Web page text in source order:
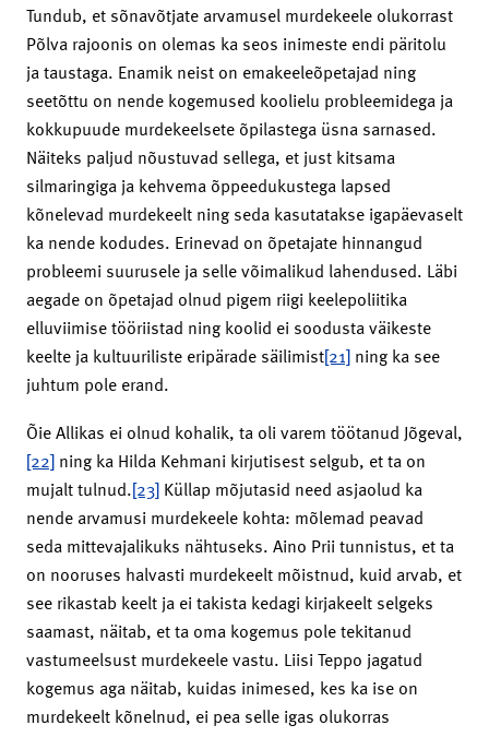
Tundub, et sõnavõtjate arvamusel murdekeele olukorrast
Põlva rajoonis on olemas ka seos inimeste endi päritolu
ja taustaga. Enamik neist on emakeeleõpetajad ning
seetõttu on nende kogemused koolielu probleemidega ja
kokkupuude murdekeelsete õpilastega üsna sarnased.
Näiteks paljud nõustuvad sellega, et just kitsama
silmaringiga ja kehvema õppeedukustega lapsed
kõnelevad murdekeelt ning seda kasutatakse igapäevaselt
ka nende kodudes. Erinevad on õpetajate hinnangud
probleemi suurusele ja selle võimalikud lahendused. Läbi
aegade on õpetajad olnud pigem riigi keelepoliitika
elluviimise tööriistad ning koolid ei soodusta väikeste
keelte ja kultuuriliste eripärade säilimist[21] ning ka see
juhtum pole erand.
Õie Allikas ei olnud kohalik, ta oli varem töötanud Jõgeval,
[22] ning ka Hilda Kehmani kirjutisest selgub, et ta on
mujalt tulnud.[23] Küllap mõjutasid need asjaolud ka
nende arvamusi murdekeele kohta: mõlemad peavad
seda mittevajalikuks nähtuseks. Aino Prii tunnistus, et ta
on nooruses halvasti murdekeelt mõistnud, kuid arvab, et
see rikastab keelt ja ei takista kedagi kirjakeelt selgeks
saamast, näitab, et ta oma kogemus pole tekitanud
vastumeelsust murdekeele vastu. Liisi Teppo jagatud
kogemus aga näitab, kuidas inimesed, kes ka ise on
murdekeelt kõnelnud, ei pea selle igas olukorras